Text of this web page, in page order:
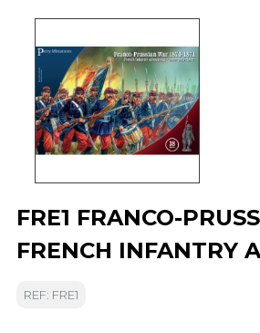
FRE1 FRANCO-
FRENCH INFANTRY
REF: FRE1